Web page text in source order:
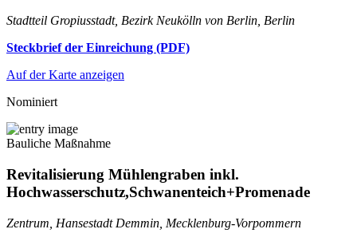
Stadtteil Gropiusstadt, Bezirk Neukölln von Berlin, Berlin
Steckbrief der Einreichung (PDF)
Auf der Karte anzeigen
Nominiert
Bauliche Maßnahme
Revitalisierung Mühlengraben inkl.
Hochwasserschutz,Schwanenteich+Promenade
Zentrum, Hansestadt Demmin, Mecklenburg-Vorpommern